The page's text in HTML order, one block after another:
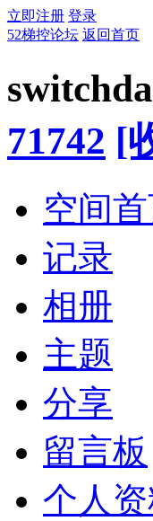
立即注册 登录
52梯控论坛 返回首页
71742 [
空间
记录
相册
主题
分享
留言板
个人